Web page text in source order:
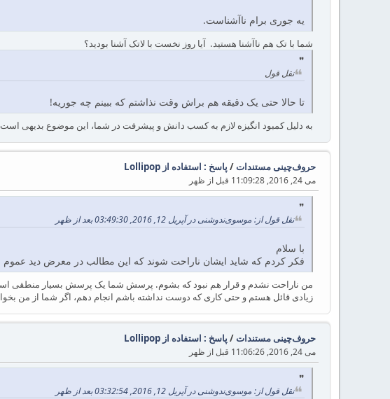
یه جوری برام ناآشناست.
شما با تک هم ناآشنا هستید. آیا روز نخست با لاتک آشنا بودید؟
نقل قول
تا حالا حتی یک دقیقه هم براش وقت نذاشتم که ببینم چه جوریه!
به دلیل کمبود انگیزه لازم به کسب دانش و پیشرفت در شما، این موضوع بدیهی
حروف‌چینی مستندات/ پاسخ : استفاده از Lollipop
می 24, 2016, 11:09:28 قبل از ظهر
نقل قول از: موسوی‌ندوشنی در آپریل 12, 2016, 03:49:30 بعد از ظهر
با سلام
فکر کردم که شاید ایشان ناراحت شوند که این مطالب در معرض دید عموم
من ناراحت نشدم و قرار هم نبود که بشوم. پرسش شما یک پرسش بسیار منطقی است
زیادی قائل هستم و حتی کاری که دوست نداشته باشم انجام دهم، اگر شما از من
حروف‌چینی مستندات/ پاسخ : استفاده از Lollipop
می 24, 2016, 11:06:26 قبل از ظهر
نقل قول از: موسوی‌ندوشنی در آپریل 12, 2016, 03:32:54 بعد از ظهر